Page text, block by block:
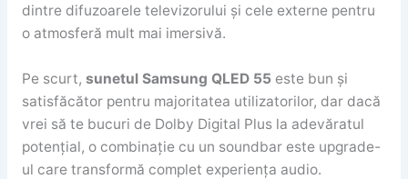
dintre difuzoarele televizorului și cele externe pentru
o atmosferă mult mai imersivă.
Pe scurt, sunetul Samsung QLED 55 este bun și
satisfăcător pentru majoritatea utilizatorilor, dar dacă
vrei să te bucuri de Dolby Digital Plus la adevăratul
potențial, o combinație cu un soundbar este upgrade-
ul care transformă complet experiența audio.